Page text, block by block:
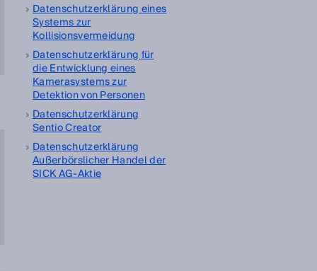
Datenschutzerklärung eines
Systems zur
Kollisionsvermeidung
Datenschutzerklärung für
die Entwicklung eines
Kamerasystems zur
Detektion von Personen
Datenschutzerklärung
Sentio Creator
Datenschutzerklärung
Außerbörslicher Handel der
SICK AG-Aktie